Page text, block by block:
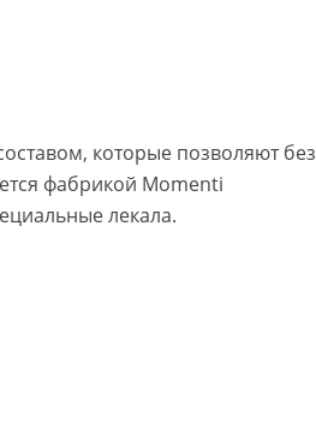
которые позволяют без
фабрикой Momenti
лекала.